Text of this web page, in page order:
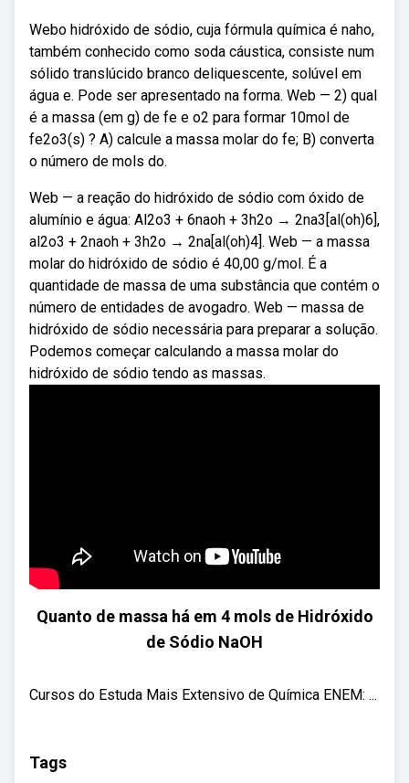
Webo hidróxido de sódio, cuja fórmula química é naho,
também conhecido como soda cáustica, consiste num
sólido translúcido branco deliquescente, solúvel em
água e. Pode ser apresentado na forma. Web — 2) qual
é a massa (em g) de fe e o2 para formar 10mol de
fe2o3(s) ? A) calcule a massa molar do fe; B) converta
o número de mols do.
Web — a reação do hidróxido de sódio com óxido de
alumínio e água: Al2o3 + 6naoh + 3h2o → 2na3[al(oh)6],
al2o3 + 2naoh + 3h2o → 2na[al(oh)4]. Web — a massa
molar do hidróxido de sódio é 40,00 g/mol. É a
quantidade de massa de uma substância que contém o
número de entidades de avogadro. Web — massa de
hidróxido de sódio necessária para preparar a solução.
Podemos começar calculando a massa molar do
hidróxido de sódio tendo as massas.
Quanto de massa há em 4 mols de Hidróxido
de Sódio NaOH
Cursos do Estuda Mais Extensivo de Química ENEM: ...
Tags